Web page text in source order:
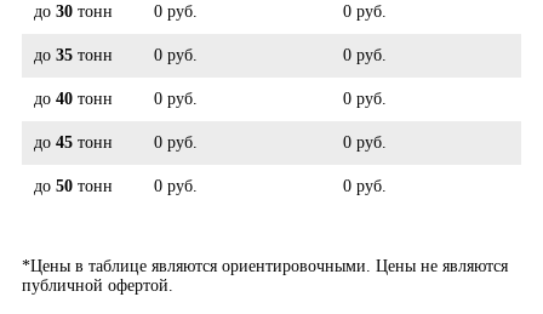
до 30тонн 0 руб. 0 руб.
до 35тонн 0 руб. 0 руб.
до 40тонн 0 руб. 0 руб.
до 45тонн 0 руб. 0 руб.
до 50тонн 0 руб. 0 руб.
*Цены в таблице являются ориентировочными. Цены не являются
публичной офертой.